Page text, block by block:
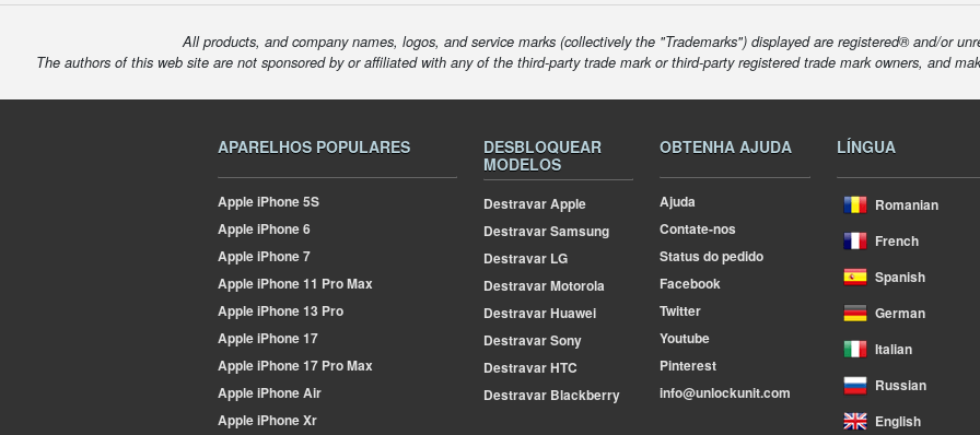
All products, and company names, logos, and service marks (collectively the "Trademarks") displayed are registered® and/or
The authors of this web site are not sponsored by or affiliated with any of the third-party trade mark or third-party registered trade mark owners, and
APARELHOS POPULARES
AppleiPhone 5S
AppleiPhone 6
AppleiPhone 7
AppleiPhone 11 Pro Max
AppleiPhone 13 Pro
AppleiPhone 17
AppleiPhone 17 Pro Max
AppleiPhone Air
AppleiPhone Xr
DESBLOQUEAR
MODELOS
Destravar Apple
Destravar Samsung
Destravar LG
Destravar Motorola
Destravar Huawei
Destravar Sony
Destravar HTC
Destravar Blackberry
OBTENHA AJUDA
Ajuda
Contate-nos
Status do pedido
Facebook
Twitter
Youtube
Pinterest
info@unlockunit.com
LÍNGUA
Romanian
French
Spanish
German
Italian
Russian
English